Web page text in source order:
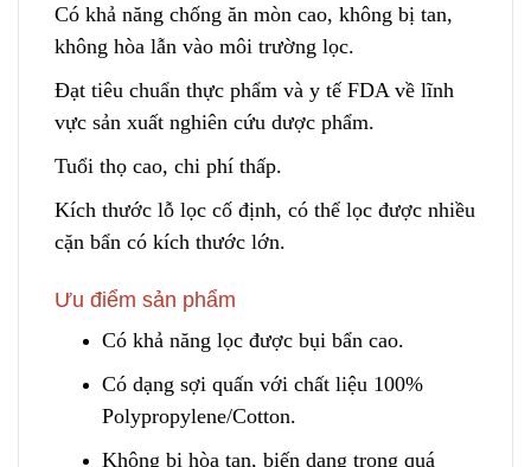
Có khả năng chống ăn mòn cao, không bị tan,
không hòa lẫn vào môi trường lọc.
Đạt tiêu chuẩn thực phẩm và y tế FDA về lĩnh
vực sản xuất nghiên cứu dược phẩm.
Tuổi thọ cao, chi phí thấp.
Kích thước lỗ lọc cố định, có thể lọc được nhiều
cặn bẩn có kích thước lớn.
Ưu điểm sản phẩm
Có khả năng lọc được bụi bẩn cao.
Có dạng sợi quấn với chất liệu 100%
Polypropylene/Cotton.
Không bị hòa tan, biến dang trong quá